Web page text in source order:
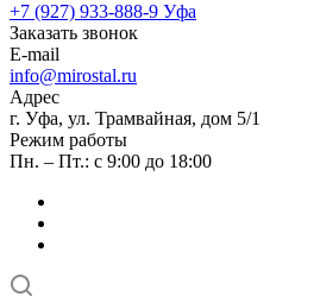
+7 (927) 933-888-9 Уфа
Заказать звонок
E-mail
info@mirostal.ru
Адрес
г. Уфа, ул. Трамвайная, дом 5/1
Режим работы
Пн. – Пт.: с 9:00 до 18:00